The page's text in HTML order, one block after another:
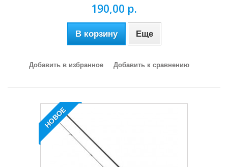
190,00 р.
В корзину Еще
Добавить в избранное Добавить к сравнению
НОВОЕ